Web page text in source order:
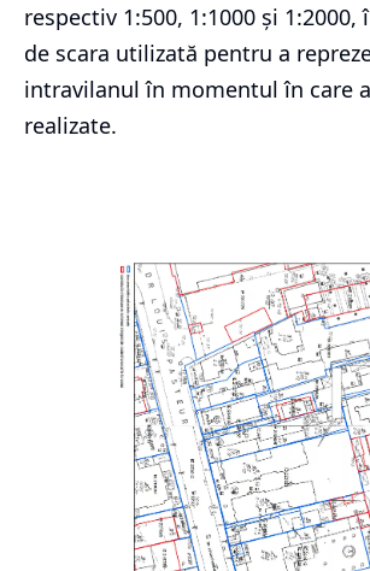
respectiv 1:500, 1:1000 și 1:2000,
de scara utilizată pentru a
intravilanul în momentul în care
realizate.